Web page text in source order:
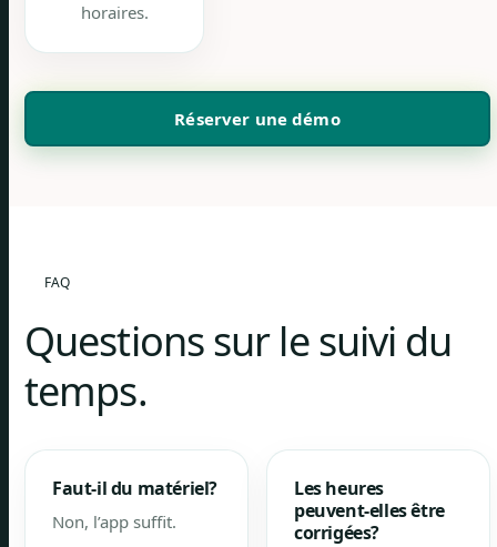
horaires.
Réserver une démo
FAQ
Questions sur le suivi du
temps.
Faut-il du matériel?
Non, l’app suffit.
Les heures
peuvent-elles être
corrigées?